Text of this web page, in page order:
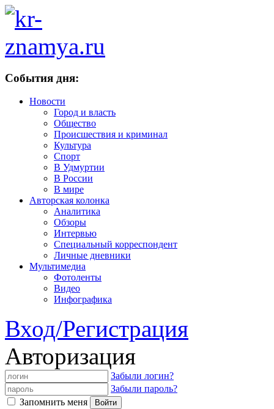
События дня:
Новости
Город и власть
Общество
Происшествия и криминал
Культура
Спорт
В Удмуртии
В России
В мире
Авторская колонка
Аналитика
Обзоры
Интервью
Специальный корреспондент
Личные дневники
Мультимедиа
Фотоленты
Видео
Инфографика
Вход/Регистрация
Авторизация
Забыли логин?
Забыли пароль?
Запомнить меня